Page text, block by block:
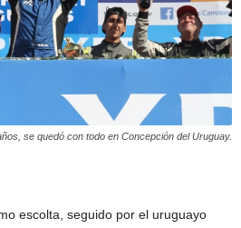
se quedó con todo en Concepción del Uruguay.
escolta, seguido por el uruguayo